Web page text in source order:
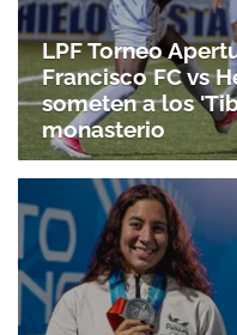
Gracias por
LPF Torneo
Francisco FC vs
someten a los
monasterio